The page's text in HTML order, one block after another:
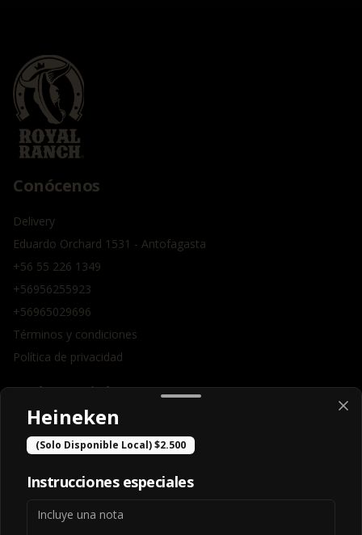
Conócenos
Delivery
Eduardo Orchard 1531 - Antofagasta
+56 55 226 1349
+56956255923
+56965029696
Términos y condiciones
Política de privacidad
Redes sociales
Instagram
Facebook
Mi cuenta
Heineken
(Solo Disponible Local) $2.500
Instrucciones especiales